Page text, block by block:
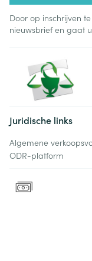
Door op inschrijven
nieuwsbrief en gaat
Juridische links
Algemene
ODR-platform